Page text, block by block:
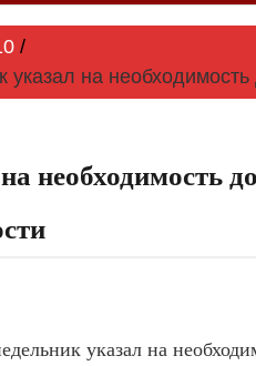
на
необходимость
указал на